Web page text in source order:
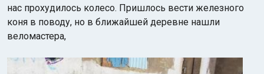
нас прохудилось колесо. Пришлось вести железного
коня в поводу, но в ближайшей деревне нашли
веломастера,